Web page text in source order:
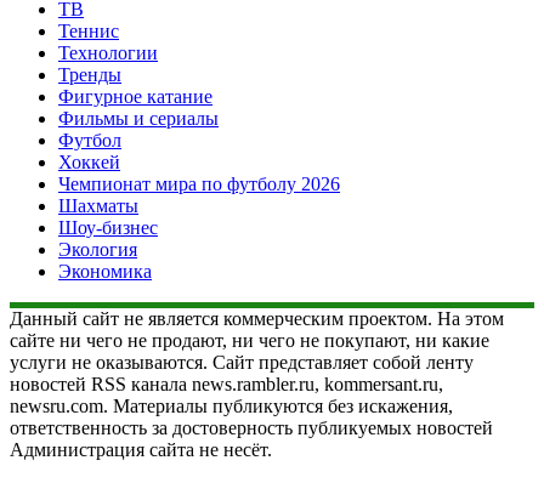
ТВ
Теннис
Технологии
Тренды
Фигурное катание
Фильмы и сериалы
Футбол
Хоккей
Чемпионат мира по футболу 2026
Шахматы
Шоу-бизнес
Экология
Экономика
Данный сайт не является коммерческим проектом. На этом
сайте ни чего не продают, ни чего не покупают, ни какие
услуги не оказываются. Сайт представляет собой ленту
новостей RSS канала news.rambler.ru, kommersant.ru,
newsru.com. Материалы публикуются без искажения,
ответственность за достоверность публикуемых новостей
Администрация сайта не несёт.